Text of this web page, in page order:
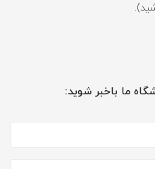
ما باخبر شوید: